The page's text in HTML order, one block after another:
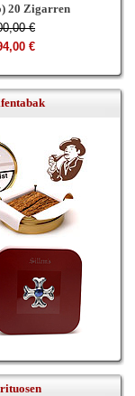
20 Zigarren
€
€